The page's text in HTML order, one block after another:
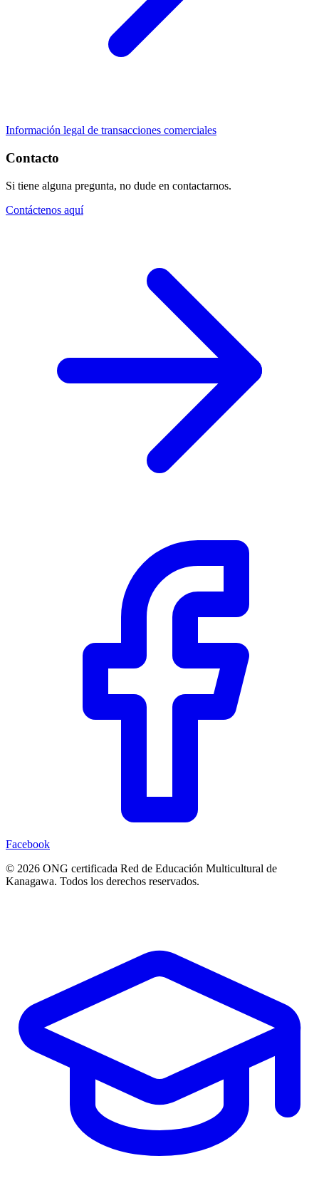
Información legal de transacciones comerciales
Contacto
Si tiene alguna pregunta, no dude en contactarnos.
Contáctenos aquí
Facebook
© 2026 ONG certificada Red de Educación Multicultural de
Kanagawa. Todos los derechos reservados.